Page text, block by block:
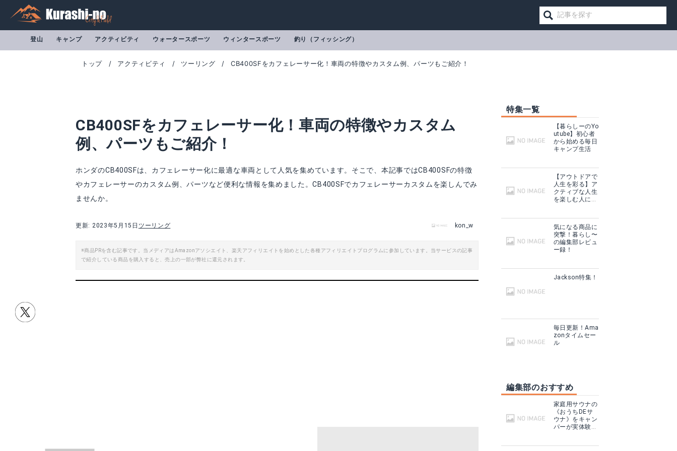
登山 キャンプ アクティビティ ウォータースポーツ ウィンタースポーツ 釣り（フィッシング）
トップ アクティビティ ツーリング CB400SFをカフェレーサー化！車両の特徴やカスタム例、パーツもご紹介！
CB400SFをカフェレーサー化！車両の特徴やカスタム
例、パーツもご紹介！
ホンダのCB400SFは、カフェレーサー化に最適な車両として人気を集めています。そこで、本記事ではCB400SFの特徴
やカフェレーサーのカスタム例、パーツなど便利な情報を集めました。CB400SFでカフェレーサーカスタムを楽しんでみ
ませんか。
更新: 2023年5月15日 ツーリング kon_w
※商品PRを含む記事です。当メディアはAmazonアソシエイト、楽天アフィリエイトを始めとした各種アフィリエイトプログラムに参加しています。当サービスの記事
で紹介している商品を購入すると、売上の一部が弊社に還元されます。Yahoo!ショッピングで見る
特集一覧
【暮らしーのYo
utube】初心者
から始める毎日
キャンプ生活
【アウトドアで
人生を彩る】ア
クティブな人生
を楽しむ人に話
気になる商品に
突撃！暮らし〜
の編集部レビュ
ー録！
Jackson特集！
毎日更新！Ama
zonタイムセー
ル
編集部のおすすめ
家庭用サウナの
《おうちDEサ
ウナ》をキャン
パーが実体験！